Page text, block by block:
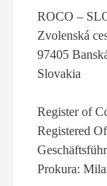
ROCO –
Zvolenská
97405
Slovakia
Register of
Registered
Prokura: